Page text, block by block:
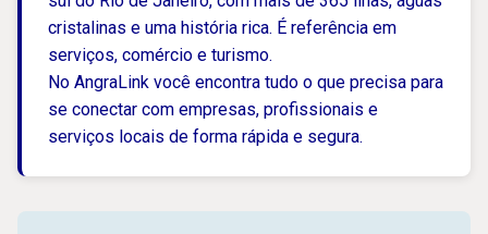
cristalinas e uma história rica. É referência em
serviços, comércio e turismo.
No AngraLink você encontra tudo o que precisa para
se conectar com empresas, profissionais e
serviços locais de forma rápida e segura.